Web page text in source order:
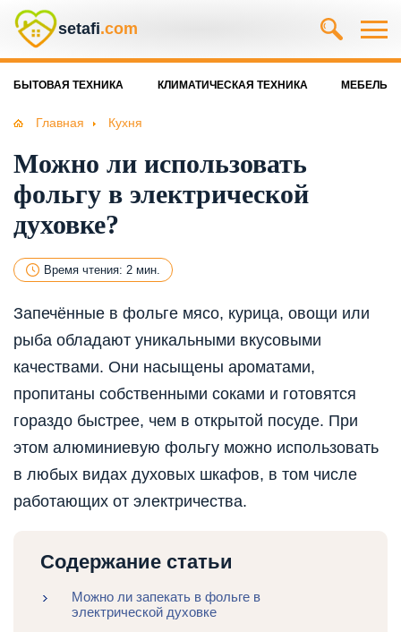
setafi.com
БЫТОВАЯ ТЕХНИКА КЛИМАТИЧЕСКАЯ ТЕХНИКА МЕБЕЛЬ
Главная Кухня
Можно ли использовать
фольгу в электрической
духовке?
Время чтения: 2 мин.
Запечённые в фольге мясо, курица, овощи или
рыба обладают уникальными вкусовыми
качествами. Они насыщены ароматами,
пропитаны собственными соками и готовятся
гораздо быстрее, чем в открытой посуде. При
этом алюминиевую фольгу можно использовать
в любых видах духовых шкафов, в том числе
работающих от электричества.
Содержание статьи
Можно ли запекать в фольге в
электрической духовке